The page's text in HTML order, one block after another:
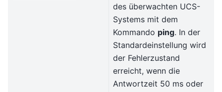
des überwachten UCS-
Systems mit dem
Kommando ping. In der
Standardeinstellung wird
der Fehlerzustand
erreicht, wenn die
Antwortzeit 50 ms oder